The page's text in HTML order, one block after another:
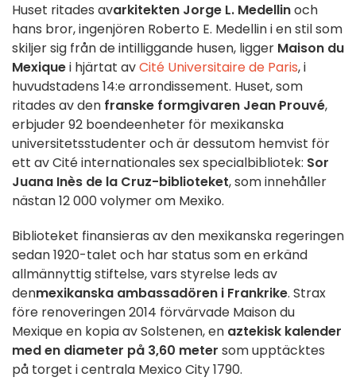
Huset ritades avarkitekten Jorge L. Medellinoch
hans bror, ingenjören Roberto E. Medellin i en stil som
skiljer sig från de intilliggande husen, ligger Maison du
Mexiquei hjärtat avCité Universitaire de Paris, i
huvudstadens 14:e arrondissement. Huset, som
ritades av den franske formgivaren Jean Prouvé,
erbjuder 92 boendeenheter för mexikanska
universitetsstudenter och är dessutom hemvist för
ett av Cité internationales sex specialbibliotek: Sor
Juana Inès de la Cruz-biblioteket, som innehåller
nästan 12 000 volymer om Mexiko.
Biblioteket finansieras av den mexikanska regeringen
sedan 1920-talet och har status som en erkänd
allmännyttig stiftelse, vars styrelse leds av
denmexikanska ambassadören i Frankrike. Strax
före renoveringen 2014 förvärvade Maison du
Mexique en kopia av Solstenen, en aztekisk kalender
med en diameter på 3,60 meter som upptäcktes
på torget i centrala Mexico City 1790.